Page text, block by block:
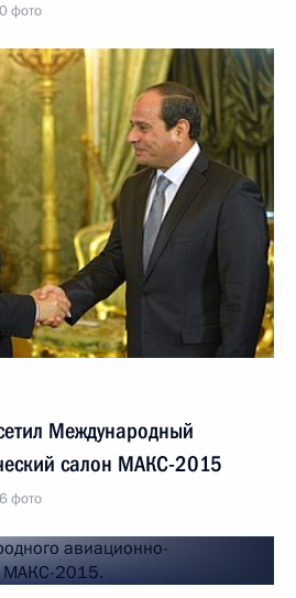
фото
Международный
салон МАКС-2015
фото